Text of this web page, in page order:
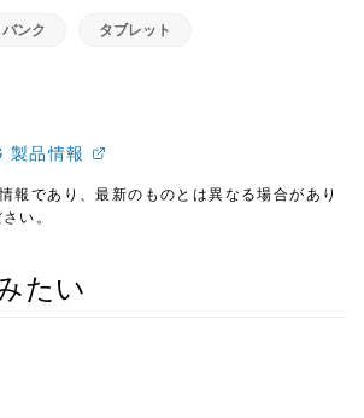
ンク タブレット
品情報
報であり、最新のものとは異なる場合があり
い。
たい